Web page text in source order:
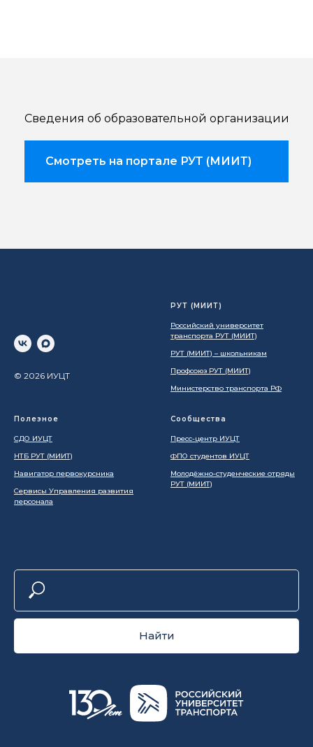
Сведения об образовательной организации
Смотреть на портале РУТ (МИИТ)
© 2026 ИУЦТ
РУТ (МИИТ)
Российский университет
транспорта РУТ (МИИТ)
РУТ (МИИТ) – школьникам
Профсоюз РУТ (МИИТ)
Министерство транспорта РФ
Полезное
СДО ИУЦТ
НТБ РУТ (МИИТ)
Навигатор первокурсника
Сервисы Управления развития
персонала
Сообщества
Пресс-центр ИУЦТ
ФПО студентов ИУЦТ
Молодёжно-студенческие отряды
РУТ (МИИТ)
Найти